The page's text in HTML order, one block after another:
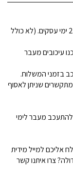
זמני אספקה למשלוח עד לבית הלקוח הינם בין 2-7 ימי עסקים. (לא כולל
עיכובים מעבר
בזמני המשלוח.
שניתן לאסוף
מעבר לימי
אליכם למייל מידית
צרו איתנו קשר